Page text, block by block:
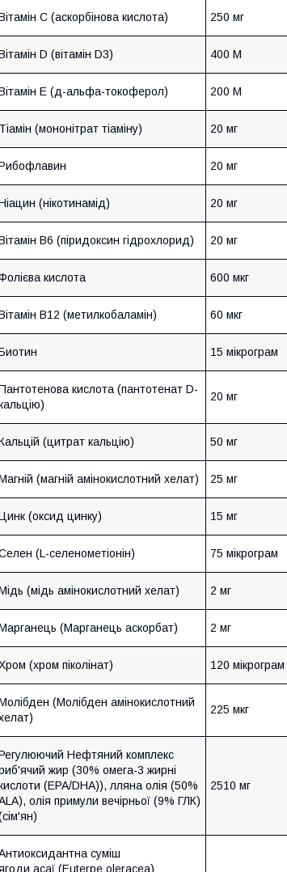
С (аскорбінова кислота) 250 мг
D (вітамін D3) 400 М
Е (д-альфа-токоферол) 200 М
Тіамін (мононітрат тіаміну) 20 мг
20 мг
(нікотинамід) 20 мг
B6 (піридоксин гідрохлорид) 20 мг
кислота 600 мкг
B12 (метилкобаламін) 60 мкг
15 мікрограм
кислота (пантотенат D-
20 мг
(цитрат кальцію) 50 мг
(магній амінокислотний хелат) 25 мг
(оксид цинку) 15 мг
(L-селенометіонін) 75 мікрограм
(мідь амінокислотний хелат) 2 мг
(Марганець аскорбат) 2 мг
(хром піколінат) 120 мікрограм
(Молібден амінокислотний
225 мкг
Нефтяний комплекс
жир (30% омега-3 жирні
(EPA/DHA)), лляна олія (50%
олія примули вечірньої (9% ГЛК)
2510 мг
суміш
асаї (Euterpe oleracea)